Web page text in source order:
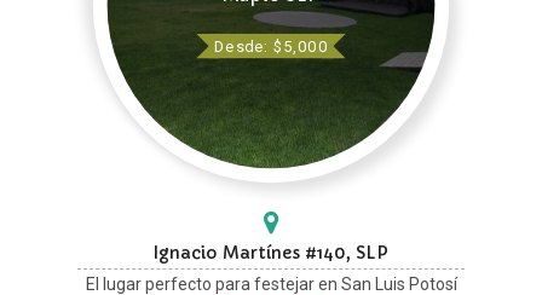
Desde: $5,000
Ignacio Martínes #140, SLP
El lugar perfecto para festejar en San Luis Potosí